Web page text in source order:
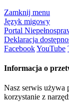
Zamknij menu
Język migowy
Portal
Deklaracja
FacebookYouTube
Informacja o
Nasz serwis używa
korzystanie z